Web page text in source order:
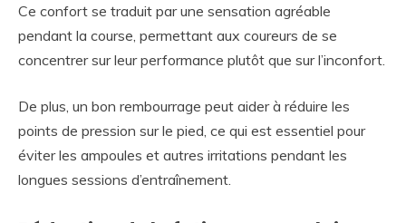
Ce confort se traduit par une sensation agréable
pendant la course, permettant aux coureurs de se
concentrer sur leur performance plutôt que sur l’inconfort.
De plus, un bon rembourrage peut aider à réduire les
points de pression sur le pied, ce qui est essentiel pour
éviter les ampoules et autres irritations pendant les
longues sessions d’entraînement.